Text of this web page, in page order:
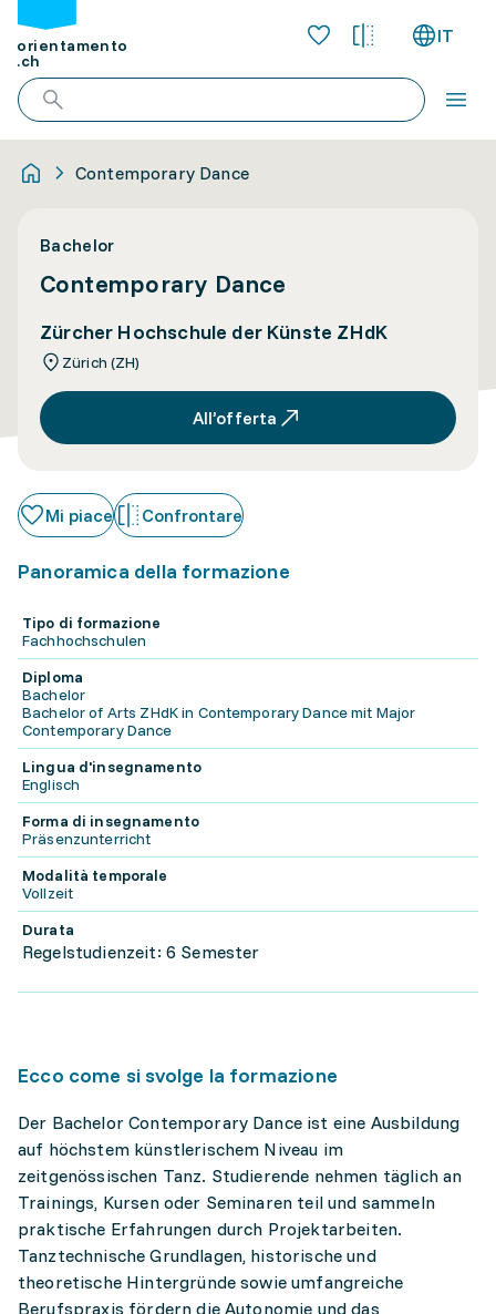
orientamento
.ch
IT
Contemporary Dance
Bachelor
Contemporary Dance
Zürcher Hochschule der Künste ZHdK
Zürich (ZH)
All’offerta
Mi piace Confrontare
Panoramica della formazione
Tipo di formazione
Fachhochschulen
Diploma
Bachelor
Bachelor of Arts ZHdK in Contemporary Dance mit Major
Contemporary Dance
Lingua d'insegnamento
Englisch
Forma di insegnamento
Präsenzunterricht
Modalità temporale
Vollzeit
Durata
Regelstudienzeit: 6 Semester
Ecco come si svolge la formazione
Der Bachelor Contemporary Dance ist eine Ausbildung
auf höchstem künstlerischem Niveau im
zeitgenössischen Tanz. Studierende nehmen täglich an
Trainings, Kursen oder Seminaren teil und sammeln
praktische Erfahrungen durch Projektarbeiten.
Tanztechnische Grundlagen, historische und
theoretische Hintergründe sowie umfangreiche
Berufspraxis fördern die Autonomie und das